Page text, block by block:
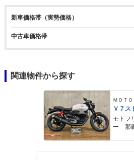
新車価格帯（実勢価格）
中古車価格帯
関連物件から探す
ＭＯＴ
Ｖ７
モトフ
ー 那